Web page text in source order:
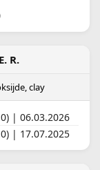
R.
clay
| 06.03.2026
| 17.07.2025